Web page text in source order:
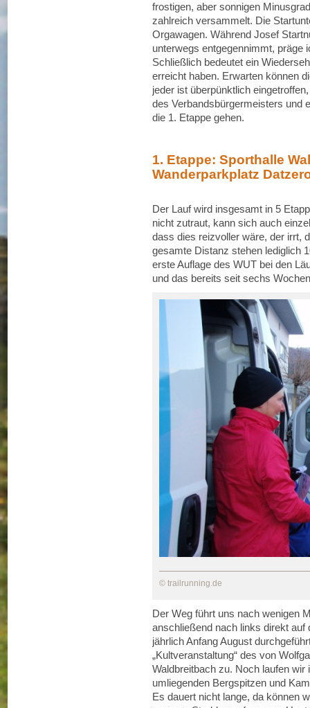
frostigen, aber sonnigen
zahlreich versammelt. Die
Orgawagen. Während Josef
unterwegs entgegennimmt, präge
Schließlich bedeutet ein
erreicht haben. Erwarten können
jeder ist überpünktlich
des Verbandsbürgermeisters und
die 1. Etappe gehen.
1. Etappe: Sporthalle
Wanderparkplatz
Der Lauf wird insgesamt in 5
nicht zutraut, kann sich auch
dass dies reizvoller wäre, der irrt,
gesamte Distanz stehen lediglich
erste Auflage des WUT bei den
und das bereits seit sechs
© trailrunning.de
Der Weg führt uns nach wenigen
anschließend nach links direkt
jährlich Anfang August
„Kultveranstaltung“ des von
Waldbreitbach zu. Noch laufen
umliegenden Bergspitzen und
Es dauert nicht lange, da können